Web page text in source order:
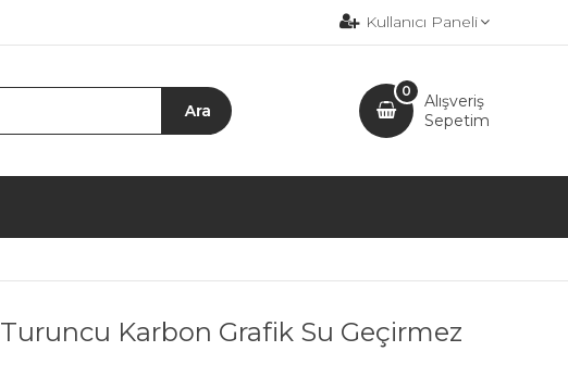
Kullanıcı Paneli
Alışveriş
Sepetim
0
Karbon Grafik Su Geçirmez